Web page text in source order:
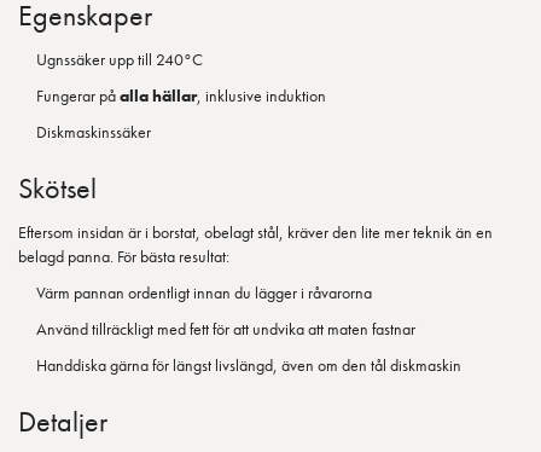
Egenskaper
Ugnssäker upp till 240°C
Fungerar påalla hällar, inklusive induktion
Diskmaskinssäker
Skötsel
Eftersom insidan är i borstat, obelagt stål, kräver den lite mer teknik än en
belagd panna. För bästa resultat:
Värm pannan ordentligt innan du lägger i råvarorna
Använd tillräckligt med fett för att undvika att maten fastnar
Handdiska gärna för längst livslängd, även om den tål diskmaskin
Detaljer